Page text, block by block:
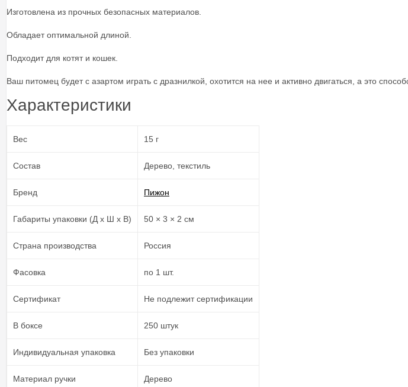
Изготовлена из прочных безопасных материалов.
Обладает оптимальной длиной.
Подходит для котят и кошек.
Ваш питомец будет с азартом играть с дразнилкой, охотится на нее и активно двигаться, а это
Характеристики
Вес 15 г
Состав Дерево, текстиль
Бренд Пижон
Габариты упаковки (Д х Ш х В) 50 × 3 × 2 см
Страна производства Россия
Фасовка по 1 шт.
Сертификат Не подлежит сертификации
В боксе 250 штук
Индивидуальная упаковка Без упаковки
Материал ручки Дерево